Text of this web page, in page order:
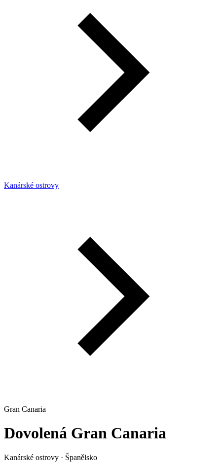
Kanárské ostrovy
Gran Canaria
Dovolená Gran Canaria
Kanárské ostrovy · Španělsko